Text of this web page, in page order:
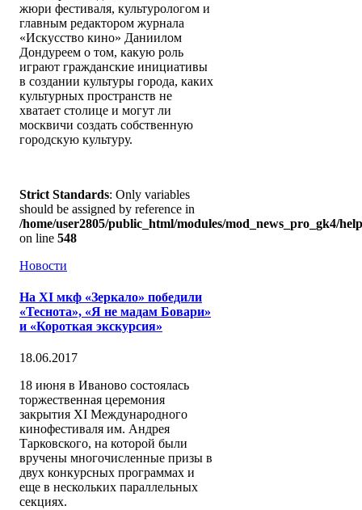
жюри фестиваля, культурологом и
главным редактором журнала
«Искусство кино» Даниилом
Дондуреем о том, какую роль
играют гражданские инициативы
в создании культуры города, каких
культурных пространств не
хватает столице и могут ли
москвичи создать собственную
городскую культуру.
Strict Standards: Only variables
should be assigned by reference in
/home/user2805/public_html/modules/mod_news_pro_gk4/
on line 548
Новости
На XI мкф «Зеркало» победили
«Теснота», «Я не мадам Бовари»
и «Короткая экскурсия»
18.06.2017
18 июня в Иваново состоялась
торжественная церемония
закрытия XI Международного
кинофестиваля им. Андрея
Тарковского, на которой были
вручены многочисленные призы в
двух конкурсных программах и
еще в нескольких параллельных
секциях.